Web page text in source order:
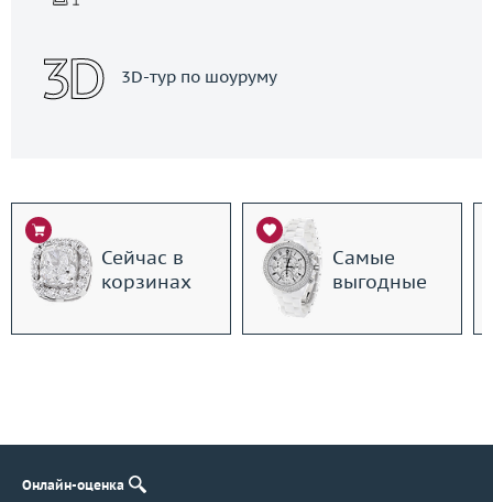
3D-тур по шоуруму
Сейчас в
корзинах
Самые
выгодные
Онлайн-оценка